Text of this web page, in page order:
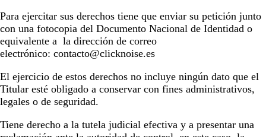
Para ejercitar sus derechos tiene que enviar su petición junto
con una fotocopia del Documento Nacional de Identidad o
equivalente a la dirección de correo
electrónico: contacto@clicknoise.es
El ejercicio de estos derechos no incluye ningún dato que el
Titular esté obligado a conservar con fines administrativos,
legales o de seguridad.
Tiene derecho a la tutela judicial efectiva y a presentar una